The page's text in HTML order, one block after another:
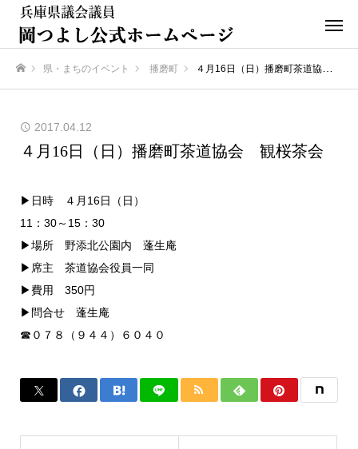
県・まちのイベント 播磨町 ４月16日（日）播磨町茶道協会 観桜茶会
2017.04.12
４月16日（日）播磨町茶道協会 観桜茶会
▶日時 ４月16日（日）
11：30～15：30
▶場所 野添北公園内 蓬生庵
▶席主 茶道協会役員一同
▶費用 350円
▶問合せ 蓬生庵
☎０７８（９４４）６０４０